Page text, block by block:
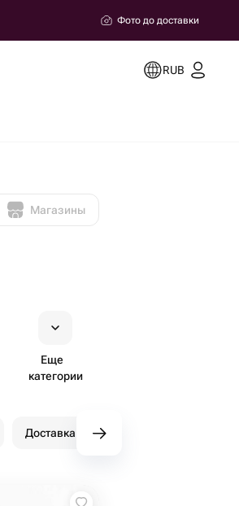
Фото до доставки
RUB
Магазины
Еще
категории
Доставка до 90 минут